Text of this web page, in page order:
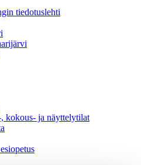
tiedotuslehti
kokous- ja näyttelytilat